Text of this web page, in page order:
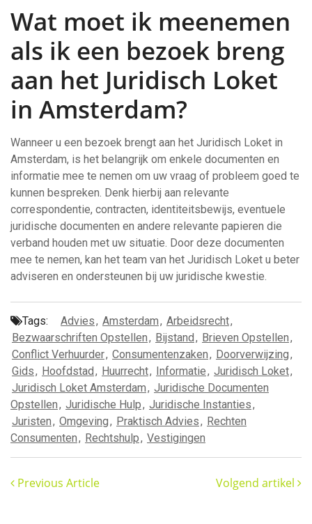
Wat moet ik meenemen
als ik een bezoek breng
aan het Juridisch Loket
in Amsterdam?
Wanneer u een bezoek brengt aan het Juridisch Loket in
Amsterdam, is het belangrijk om enkele documenten en
informatie mee te nemen om uw vraag of probleem goed te
kunnen bespreken. Denk hierbij aan relevante
correspondentie, contracten, identiteitsbewijs, eventuele
juridische documenten en andere relevante papieren die
verband houden met uw situatie. Door deze documenten
mee te nemen, kan het team van het Juridisch Loket u beter
adviseren en ondersteunen bij uw juridische kwestie.
Tags: Advies, Amsterdam, Arbeidsrecht,
Bezwaarschriften Opstellen, Bijstand, Brieven Opstellen,
Conflict Verhuurder, Consumentenzaken, Doorverwijzing,
Gids, Hoofdstad, Huurrecht, Informatie, Juridisch Loket,
Juridisch Loket Amsterdam, Juridische Documenten
Opstellen, Juridische Hulp, Juridische Instanties,
Juristen, Omgeving, Praktisch Advies, Rechten
Consumenten, Rechtshulp, Vestigingen
Previous Article Volgend artikel